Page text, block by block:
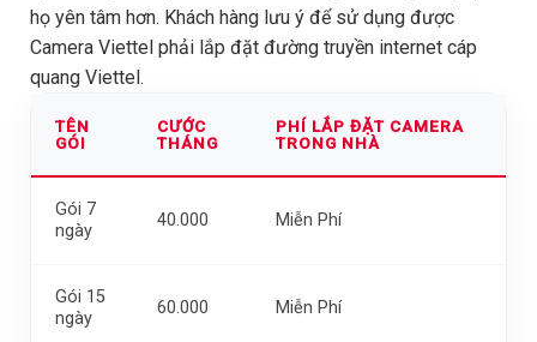
họ yên tâm hơn. Khách hàng lưu ý để sử dụng được
Camera Viettel phải lắp đặt đường truyền internet cáp
quang Viettel.
TÊN
GÓI
CƯỚC
THÁNG
PHÍ LẮP ĐẶT CAMERA
TRONG NHÀ
Gói 7
ngày
40.000 Miễn Phí
Gói 15
ngày
60.000 Miễn Phí